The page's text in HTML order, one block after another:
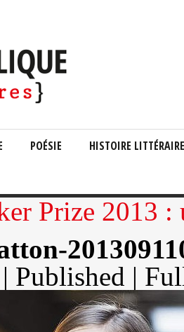
POÉSIE HISTOIRE LITTÉRAIRE
Prize 2013 :
| Published |